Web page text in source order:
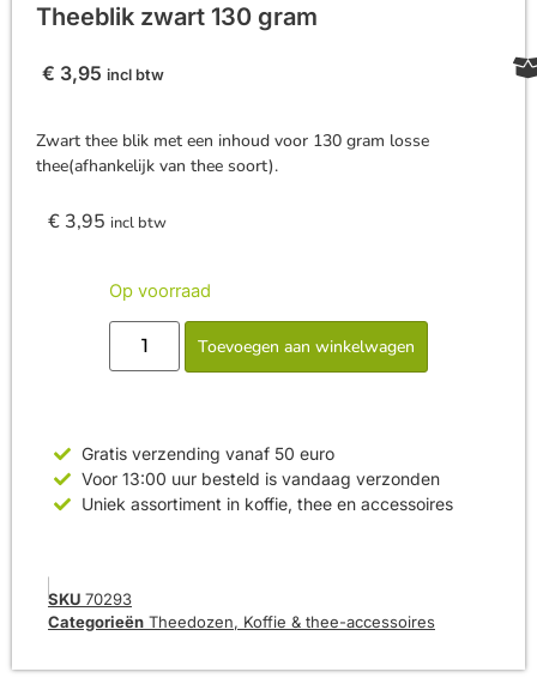
Theeblik zwart 130 gram
€ 3,95 incl btw
Zwart thee blik met een inhoud voor 130 gram losse
thee(afhankelijk van thee soort).
€ 3,95 incl btw
Op voorraad
Toevoegen aan winkelwagen
Gratis verzending vanaf 50 euro
Voor 13:00 uur besteld is vandaag verzonden
Uniek assortiment in koffie, thee en accessoires
SKU 70293
Categorieën Theedozen, Koffie & thee-accessoires